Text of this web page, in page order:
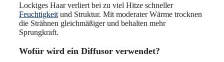
Lockiges Haar verliert bei zu viel Hitze schneller
Feuchtigkeit und Struktur. Mit moderater Wärme trocknen
die Strähnen gleichmäßiger und behalten mehr
Sprungkraft.
Wofür wird ein Diffusor verwendet?